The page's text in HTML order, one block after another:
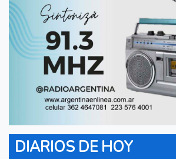
DIARIOS DE HOY